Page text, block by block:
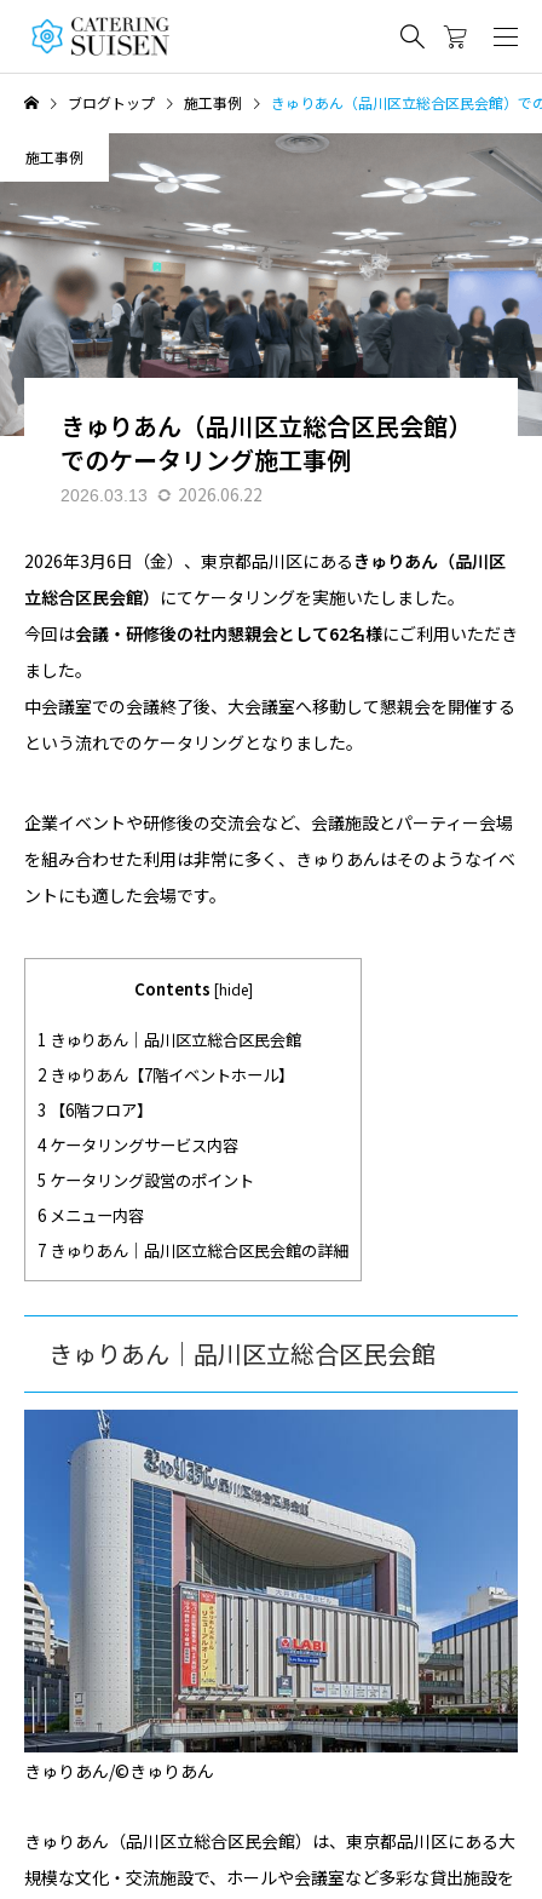
ブログトップ 施工事例 きゅりあん（品川区立総合区民会館）で
施工事例
きゅりあん（品川区立総合区民会館）
でのケータリング施工事例
2026.03.13 2026.06.22
2026年3月6日（金）、東京都品川区にある きゅりあん（品川区
立総合区民会館） にてケータリングを実施いたしました。
今回は会議・研修後の社内懇親会として62名様にご利用いただき
ました。
中会議室での会議終了後、大会議室へ移動して懇親会を開催する
という流れでのケータリングとなりました。
企業イベントや研修後の交流会など、会議施設とパーティー会場
を組み合わせた利用は非常に多く、きゅりあんはそのようなイベ
ントにも適した会場です。
Contents [hide]
1 きゅりあん｜品川区立総合区民会館
2 きゅりあん【7階イベントホール】
3 【6階フロア】
4 ケータリングサービス内容
5 ケータリング設営のポイント
6 メニュー内容
7 きゅりあん｜品川区立総合区民会館の詳細
きゅりあん｜品川区立総合区民会館
きゅりあん/©きゅりあん
きゅりあん（品川区立総合区民会館）は、東京都品川区にある大
規模な文化・交流施設で、ホールや会議室など多彩な貸出施設を